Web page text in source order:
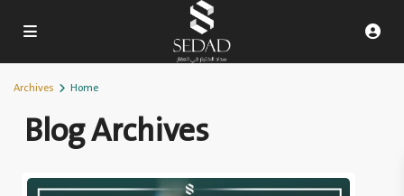
Home
Archives
Blog Archives